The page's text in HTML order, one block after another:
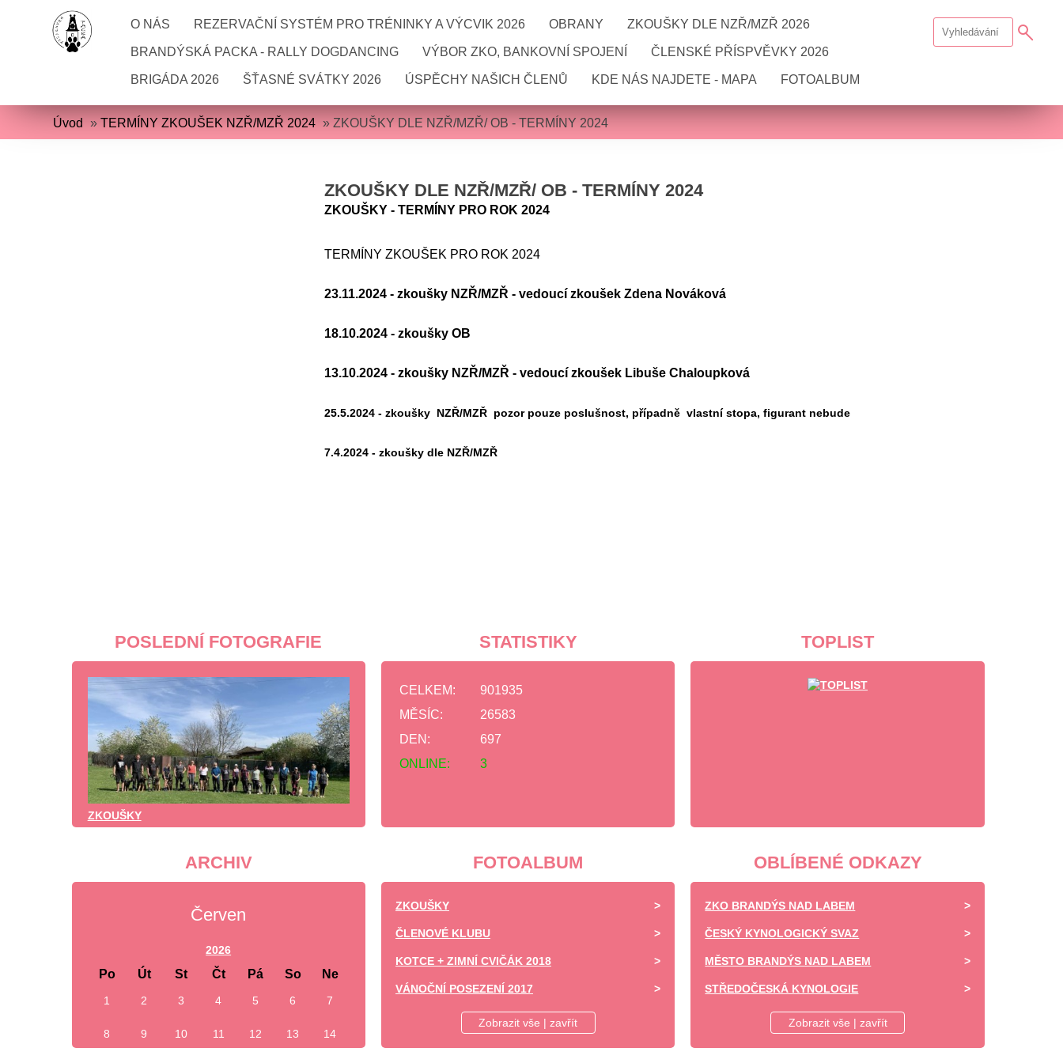
O NÁS REZERVAČNÍ SYSTÉM PRO TRÉNINKY A VÝCVIK 2026 OBRANY ZKOUŠKY DLE NZŘ/MZŘ 2026
BRANDÝSKÁ PACKA - RALLY DOGDANCING VÝBOR ZKO, BANKOVNÍ SPOJENÍ ČLENSKÉ PŘÍSPVĚVKY 2026
BRIGÁDA 2026 ŠŤASNÉ SVÁTKY 2026 ÚSPĚCHY NAŠICH ČLENŮ KDE NÁS NAJDETE - MAPA FOTOALBUM
Úvod »TERMÍNY ZKOUŠEK NZŘ/MZŘ 2024 »ZKOUŠKY DLE NZŘ/MZŘ/ OB - TERMÍNY 2024
ZKOUŠKY DLE NZŘ/MZŘ/ OB - TERMÍNY 2024
ZKOUŠKY - TERMÍNY PRO ROK 2024
TERMÍNY ZKOUŠEK PRO ROK 2024
23.11.2024 - zkoušky NZŘ/MZŘ - vedoucí zkoušek Zdena Nováková
18.10.2024 - zkoušky OB
13.10.2024 - zkoušky NZŘ/MZŘ - vedoucí zkoušek Libuše Chaloupková
25.5.2024 - zkoušky NZŘ/MZŘ pozor pouze poslušnost, případně vlastní stopa, figurant nebude
7.4.2024 - zkoušky dle NZŘ/MZŘ
POSLEDNÍ FOTOGRAFIE
ZKOUŠKY
STATISTIKY
ONLINE: 3
CELKEM:
901935
MĚSÍC:
26583
DEN:
697
TOPLIST
ARCHIV
Červen
2026
Po Út St Čt Pá So Ne
1 2 3 4 5 6 7
8 9 10 11 12 13 14
FOTOALBUM
ZKOUŠKY
ČLENOVÉ KLUBU
KOTCE + ZIMNÍ CVIČÁK 2018
VÁNOČNÍ POSEZENÍ 2017
DĚTSKÝ DEN ZÁPY 2017 -UKÁZKA VÝCVIKU
Zobrazit vše | zavřít
OBLÍBENÉ ODKAZY
ZKO BRANDÝS NAD LABEM
ČESKÝ KYNOLOGICKÝ SVAZ
MĚSTO BRANDÝS NAD LABEM
STŘEDOČESKÁ KYNOLOGIE
DAISY OF HIGHLAND - CHOVATELSKÁ STANICE -
Zobrazit vše | zavřít